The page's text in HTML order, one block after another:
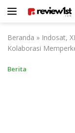
Beranda » Indosat,
Kolaborasi
Berita